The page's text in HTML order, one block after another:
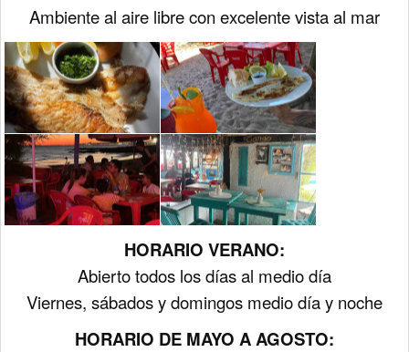
Ambiente al aire libre con excelente vista al mar
HORARIO VERANO:
Abierto todos los días al medio día
Viernes, sábados y domingos medio día y noche
HORARIO DE MAYO A AGOSTO: